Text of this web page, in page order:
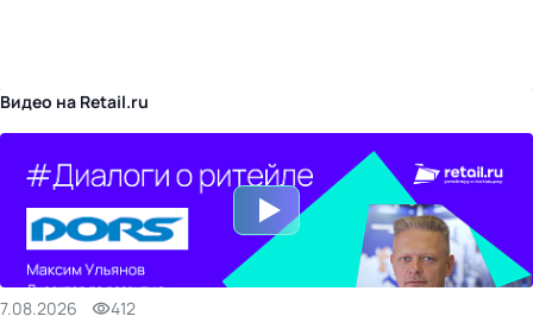
Видео на Retail.ru
7.08.2026 412